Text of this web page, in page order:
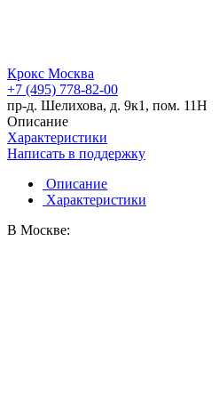
Крокс Москва
+7 (495) 778-82-00
пр-д. Шелихова, д. 9к1, пом. 11Н
Описание
Характеристики
Написать в поддержку
Описание
Характеристики
В Москве: